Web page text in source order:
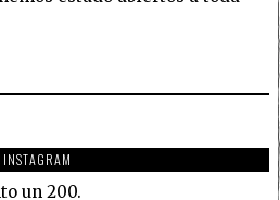
INSTAGRAM
un 200.